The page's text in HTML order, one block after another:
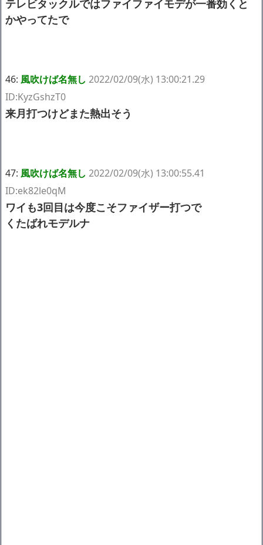
テレビタックルではファイファイモデが一番効くと
かやってたで
46: 風吹けば名無し 2022/02/09(水) 13:00:21.29
ID:KyzGshzT0
来月打つけどまた熱出そう
47: 風吹けば名無し 2022/02/09(水) 13:00:55.41
ID:ek82le0qM
ワイも3回目は今度こそファイザー打つで
くたばれモデルナ